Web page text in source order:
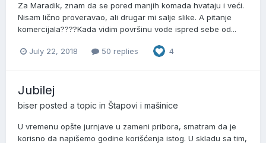
Za Maradik, znam da se pored manjih komada hvataju i veći.
Nisam lično proveravao, ali drugar mi salje slike. A pitanje
komercijala????Kada vidim površinu vode ispred sebe od...
July 22, 2018 50 replies 4
Jubilej
biser posted a topic in Štapovi i mašinice
U vremenu opšte jurnjave u zameni pribora, smatram da je
korisno da napišemo godine korišćenja istog. U skladu sa tim,